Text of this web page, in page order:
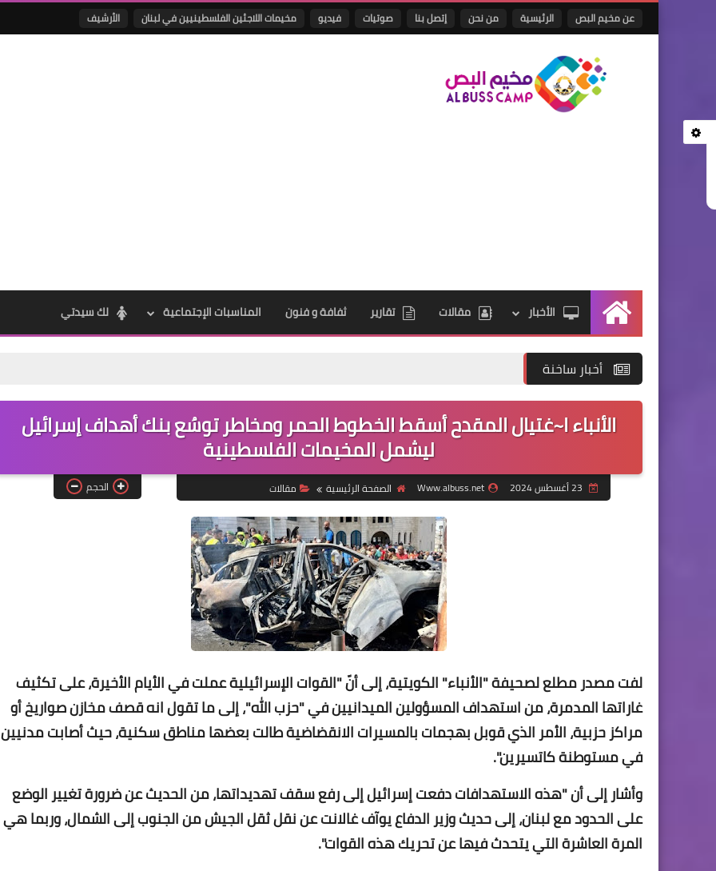
عن مخيم البص الرئيسية من نحن إتصل بنا صوتيات فيديو مخيمات اللاجئين الفلسطينيين في لبنان الأرشيف
الرئيسيةالأخبار مقالات تقارير ثفافة و فنون المناسبات الإجتماعية لك سيدتي
أخبار ساخنة
الأنباء ا~غتيال المقدح أسقط الخطوط الحمر ومخاطر توسُع بنك أهداف إسرائيل
ليشمل المخيمات الفلسطينية
Www.albuss.net الصفحة الرئيسية مقالات الحجم
لفت مصدر مطلع لصحيفة "الأنباء" الكويتية، إلى أنّ "القوات الإسرائيلية عملت في الأيام الأخيرة، على تكثيف
غاراتها المدمرة، من استهداف المسؤولين الميدانيين في "حزب الله"، إلى ما تقول انه قصف مخازن صواريخ أو
مراكز حزبية، الأمر الذي قوبل بهجمات بالمسيرات الانقضاضية طالت بعضها مناطق سكنية، حيث أصابت مدنيين
في مستوطنة كاتسيرين".
وأشار إلى أن "هذه الاستهدافات دفعت إسرائيل إلى رفع سقف تهديداتها، من الحديث عن ضرورة تغيير الوضع
على الحدود مع لبنان، إلى حديث وزير الدفاع يوآف غالانت عن نقل ثقل الجيش من الجنوب إلى الشمال، وربما هي
المرة العاشرة التي يتحدث فيها عن تحريك هذه القوات".
Www.albuss.net
02 أغسطس 2017